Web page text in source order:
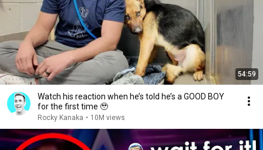
54:59
Watch his reaction when he’s told he’s a GOOD BOY
for the first time 🥹
Rocky Kanaka • 10M views